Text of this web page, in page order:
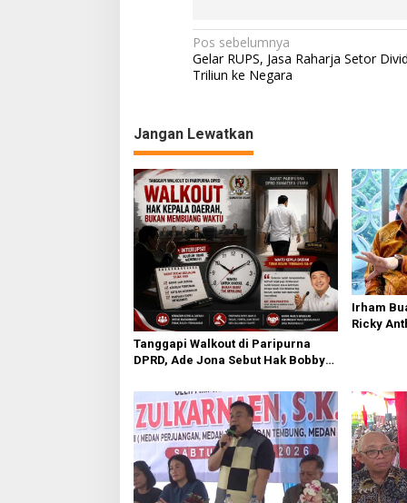
N
a
i
g
a
s
i
p
o
s
Pos sebelumnya
Gelar RUPS, Jasa Raharja Setor
Triliun ke Negara
Jangan Lewatkan
Tanggapi Walkout di Paripurna
DPRD, Ade Jona Sebut Hak Bobby
Irham
Ricky